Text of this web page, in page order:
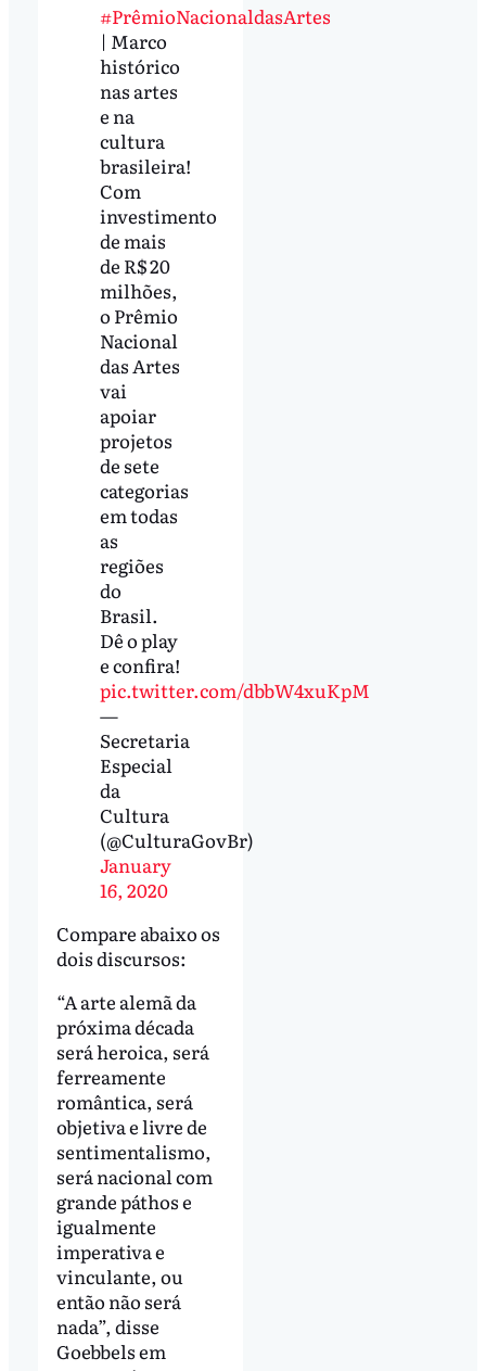
#PrêmioNacionaldasArtes
| Marco
histórico
nas artes
e na
cultura
brasileira!
Com
investimento
de mais
de R$ 20
milhões,
o Prêmio
Nacional
das Artes
vai
apoiar
projetos
de sete
categorias
em todas
as
regiões
do
Brasil.
Dê o play
e confira!
pic.twitter.com/dbbW4xuKpM
—
Secretaria
Especial
da
Cultura
(@CulturaGovBr)
January
16, 2020
Compare abaixo os
dois discursos:
“A arte alemã da
próxima década
será heroica, será
ferreamente
romântica, será
objetiva e livre de
sentimentalismo,
será nacional com
grande páthos e
igualmente
imperativa e
vinculante, ou
então não será
nada”, disse
Goebbels em